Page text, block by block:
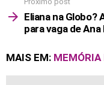
Eliana na
para vaga de
MAIS EM: MEMÓRIA